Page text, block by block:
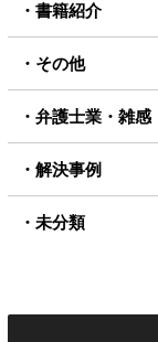
書籍紹介
その他
弁護士業・雑感
解決事例
未分類